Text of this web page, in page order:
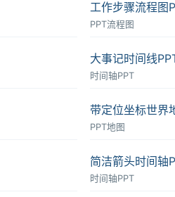
工作步骤流程图
PPT流程图
大事记时间线
时间轴PPT
带定位坐标世界
PPT地图
简洁箭头时间轴
时间轴PPT